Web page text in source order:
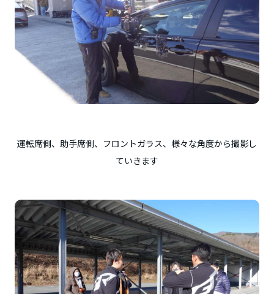
運転席側、助手席側、フロントガラス、様々な角度から撮影し
ていきます